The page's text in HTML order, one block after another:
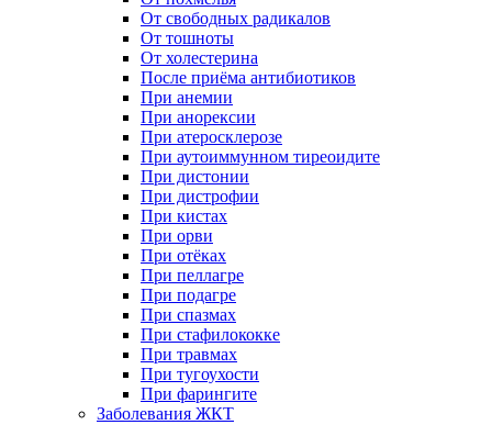
От свободных радикалов
От тошноты
От холестерина
После приёма антибиотиков
При анемии
При анорексии
При атеросклерозе
При аутоиммунном тиреоидите
При дистонии
При дистрофии
При кистах
При орви
При отёках
При пеллагре
При подагре
При спазмах
При стафилококке
При травмах
При тугоухости
При фарингите
Заболевания ЖКТ